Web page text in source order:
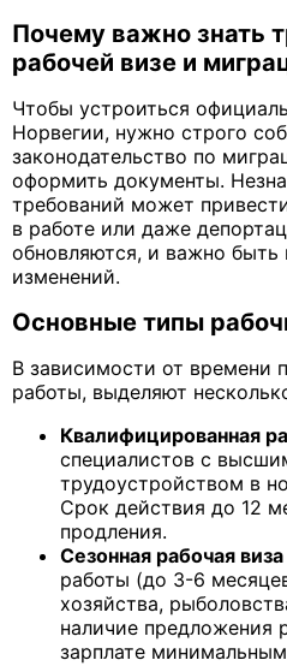
Почему важно знать
рабочей визе и
Чтобы устроиться
Норвегии, нужно строго
законодательство по
оформить документы.
требований может
в работе или даже
обновляются, и важно быть
изменений.
Основные типы
В зависимости от времени
работы, выделяют
Квалифицированная
специалистов с
трудоустройством в
Срок действия до 12
продления.
Сезонная рабочая виза
работы (до 3-6
хозяйства,
наличие предложения
зарплате